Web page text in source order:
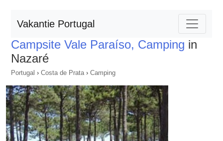
Vakantie Portugal
Campsite Vale Paraíso, Camping in
Nazaré
Portugal › Costa de Prata› Camping